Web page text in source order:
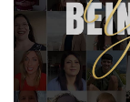
Facilitators
Shop